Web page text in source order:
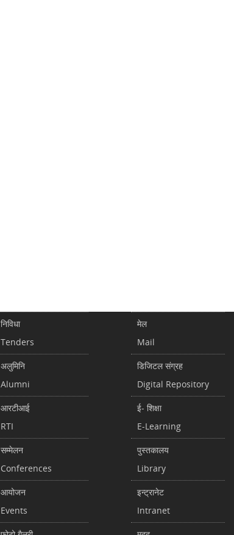
निविधा
Tenders
अलुमिनि
Alumni
आरटीआई
RTI
सम्मेलन
Conferences
आयोजन
Events
मेल
Mail
डिजिटल संग्रह
Digital Repository
ई- शिक्षा
E-Learning
पुस्तकालय
Library
इन्ट्रानेट
Intranet